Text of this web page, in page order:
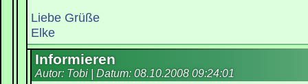
Liebe Grüße
Elke
Informieren
Autor: Tobi | Datum: 08.10.2008 09:24:01